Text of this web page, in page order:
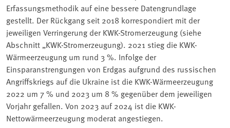
Erfassungsmethodik auf eine bessere Datengrundlage
gestellt. Der Rückgang seit 2018 korrespondiert mit der
jeweiligen Verringerung der KWK-Stromerzeugung (siehe
Abschnitt „KWK-Stromerzeugung). 2021 stieg die KWK-
Wärmeerzeugung um rund 3 %. Infolge der
Einsparanstrengungen von Erdgas aufgrund des russischen
Angriffskriegs auf die Ukraine ist die KWK-Wärmeerzeugung
2022 um 7 % und 2023 um 8 % gegenüber dem jeweiligen
Vorjahr gefallen. Von 2023 auf 2024 ist die KWK-
Nettowärmeerzeugung moderat angestiegen.